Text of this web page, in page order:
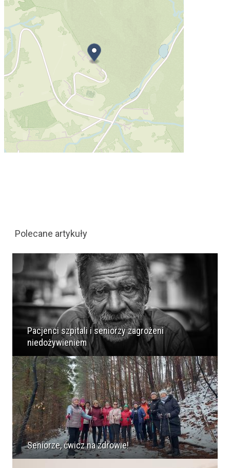
Polecane artykuły
Pacjenci szpitali i seniorzy zagrożeni
niedożywieniem
Seniorze, ćwicz na zdrowie!